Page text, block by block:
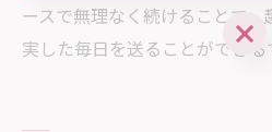
ースで無理なく続けることで
実した毎日を送ることができる